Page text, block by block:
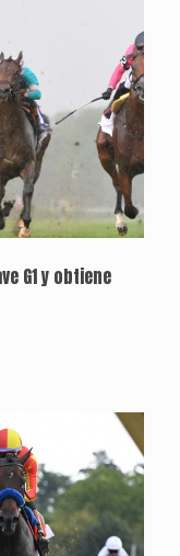
G1 y obtiene